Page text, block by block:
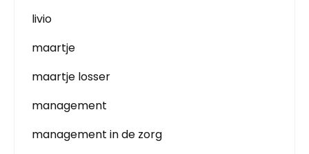
livio
maartje
maartje losser
management
management in de zorg